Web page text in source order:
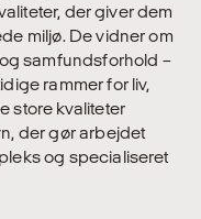
der giver dem
miljø. De vidner om
samfundsforhold –
rammer for liv,
store kvaliteter
der gør arbejdet
og specialiseret